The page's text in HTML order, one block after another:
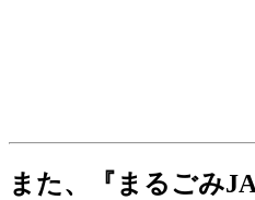
また、『まるごみ